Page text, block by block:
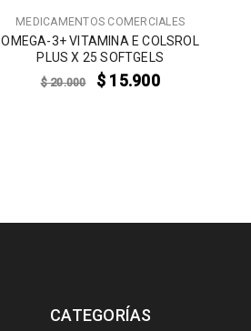
MEDICAMENTOS COMERCIALES
OMEGA-3+ VITAMINA E COLSROL
PLUS X 25 SOFTGELS
$20.000 $ 15.900
CATEGORÍAS